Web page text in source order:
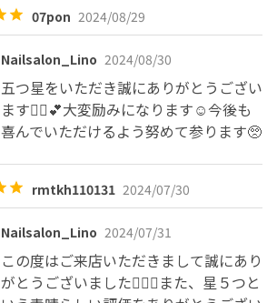
07pon 2024/08/29
Nailsalon_Lino 2024/08/30
五つ星をいただき誠にありがとうござい
ます🙇‍♀️💕大変励みになります☺️今後も
喜んでいただけるよう努めて参ります🥺
rmtkh110131 2024/07/30
Nailsalon_Lino 2024/07/31
この度はご来店いただきまして誠にあり
がとうございました🙇‍♀️✨また、星５つと